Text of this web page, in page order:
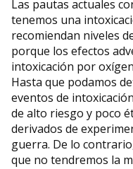
Las pautas actuales
tenemos una
recomiendan niveles
porque los efectos
intoxicación por
Hasta que podamos
eventos de
de alto riesgo y poco
derivados de
guerra. De lo
que no tendremos la